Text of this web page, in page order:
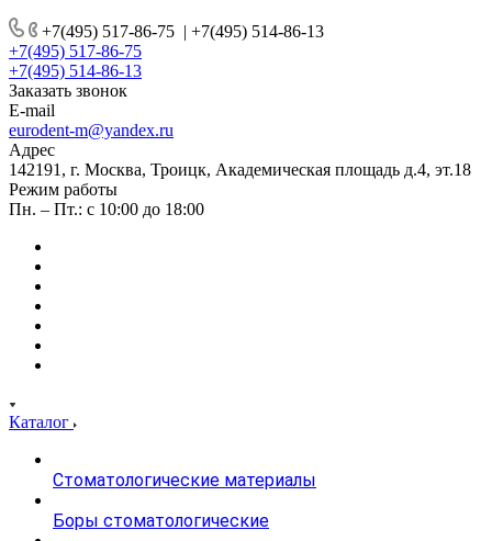
+7(495) 517-86-75 | +7(495) 514-86-13
+7(495) 517-86-75
+7(495) 514-86-13
Заказать звонок
E-mail
eurodent-m@yandex.ru
Адрес
142191, г. Москва, Троицк, Академическая площадь д.4, эт.18
Режим работы
Пн. – Пт.: с 10:00 до 18:00
Каталог
Стоматологические материалы
Боры стоматологические